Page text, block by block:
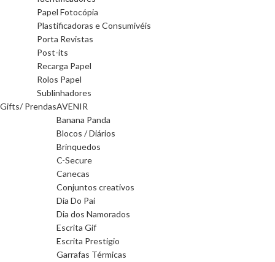
Papel Fotocópia
Plastificadoras e Consumivéis
Porta Revistas
Post-its
Recarga Papel
Rolos Papel
Sublinhadores
Gifts/ PrendasAVENIR
Banana Panda
Blocos / Diários
Brinquedos
C-Secure
Canecas
Conjuntos creativos
Dia Do Pai
Dia dos Namorados
Escrita Gif
Escrita Prestigio
Garrafas Térmicas